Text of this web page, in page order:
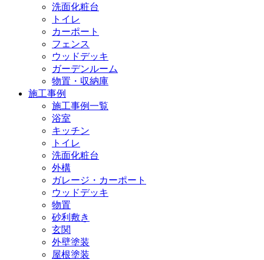
洗面化粧台
トイレ
カーポート
フェンス
ウッドデッキ
ガーデンルーム
物置・収納庫
施工事例
施工事例一覧
浴室
キッチン
トイレ
洗面化粧台
外構
ガレージ・カーポート
ウッドデッキ
物置
砂利敷き
玄関
外壁塗装
屋根塗装